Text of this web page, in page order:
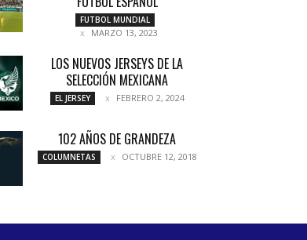
FUTBOL MUNDIAL
MARZO 13, 2023
LOS NUEVOS JERSEYS DE LA
SELECCIÓN MEXICANA
EL JERSEY FEBRERO 2, 2024
102 AÑOS DE GRANDEZA
COLUMNETAS OCTUBRE 12, 2018